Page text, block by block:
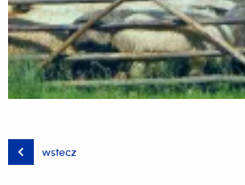
wstecz